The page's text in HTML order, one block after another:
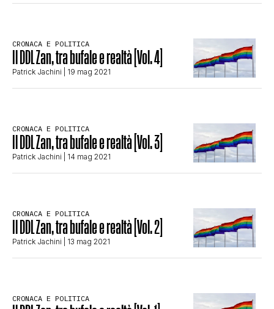
SALUTE E MEDICINA
STORIA E CITAZIONI
COMPLOTTI, LEGGENDE URBANE ED
EDITORIALI
CRONACA E POLITICA
Il DDL Zan, tra bufale e realtà [Vol. 4]
Patrick Jachini | 19 mag 2021
CRONACA E POLITICA
Il DDL Zan, tra bufale e realtà [Vol. 3]
Patrick Jachini | 14 mag 2021
CRONACA E POLITICA
Il DDL Zan, tra bufale e realtà [Vol. 2]
Patrick Jachini | 13 mag 2021
CRONACA E POLITICA